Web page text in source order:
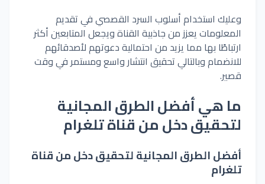
وعليك استخدامأسلوب السرد القصصيفيتقديم
المعلوماتيعززمنجاذبية القناةويجعلالمتابعينأكثر
ارتباطًا بها مما يزيد من احتماليةدعوتهملأصدقائهم
للانضماموبالتاليتحقيق انتشارواسعومستمرفيوقت
قصير.
ما هي أفضل الطرق المجانية
لتحقيق دخل من قناة تلغرام
أفضل الطرق المجانية لتحقيق دخل من قناة
تلغرام